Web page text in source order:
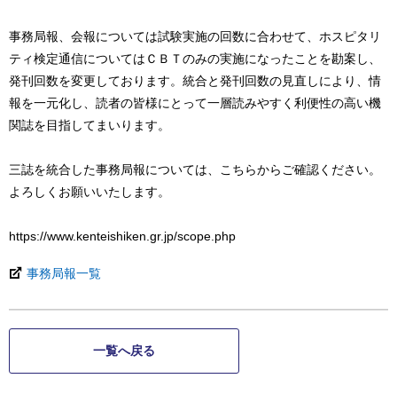
事務局報、会報については試験実施の回数に合わせて、ホスピタリ
ティ検定通信についてはＣＢＴのみの実施になったことを勘案し、
発刊回数を変更しております。統合と発刊回数の見直しにより、情
報を一元化し、読者の皆様にとって一層読みやすく利便性の高い機
関誌を目指してまいります。
三誌を統合した事務局報については、こちらからご確認ください。
よろしくお願いいたします。
https://www.kenteishiken.gr.jp/scope.php
事務局報一覧
一覧へ戻る